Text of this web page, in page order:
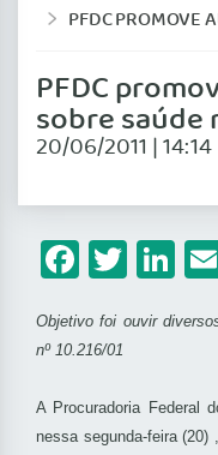
PFDC PROMOVE AUDIÊNCIA PÚBLICA
PFDC
sobre saúde
20/06/2011 | 14:14
Objetivo foi ouvir
nº 10.216/01
A Procuradoria Federal
nessa segunda-feira